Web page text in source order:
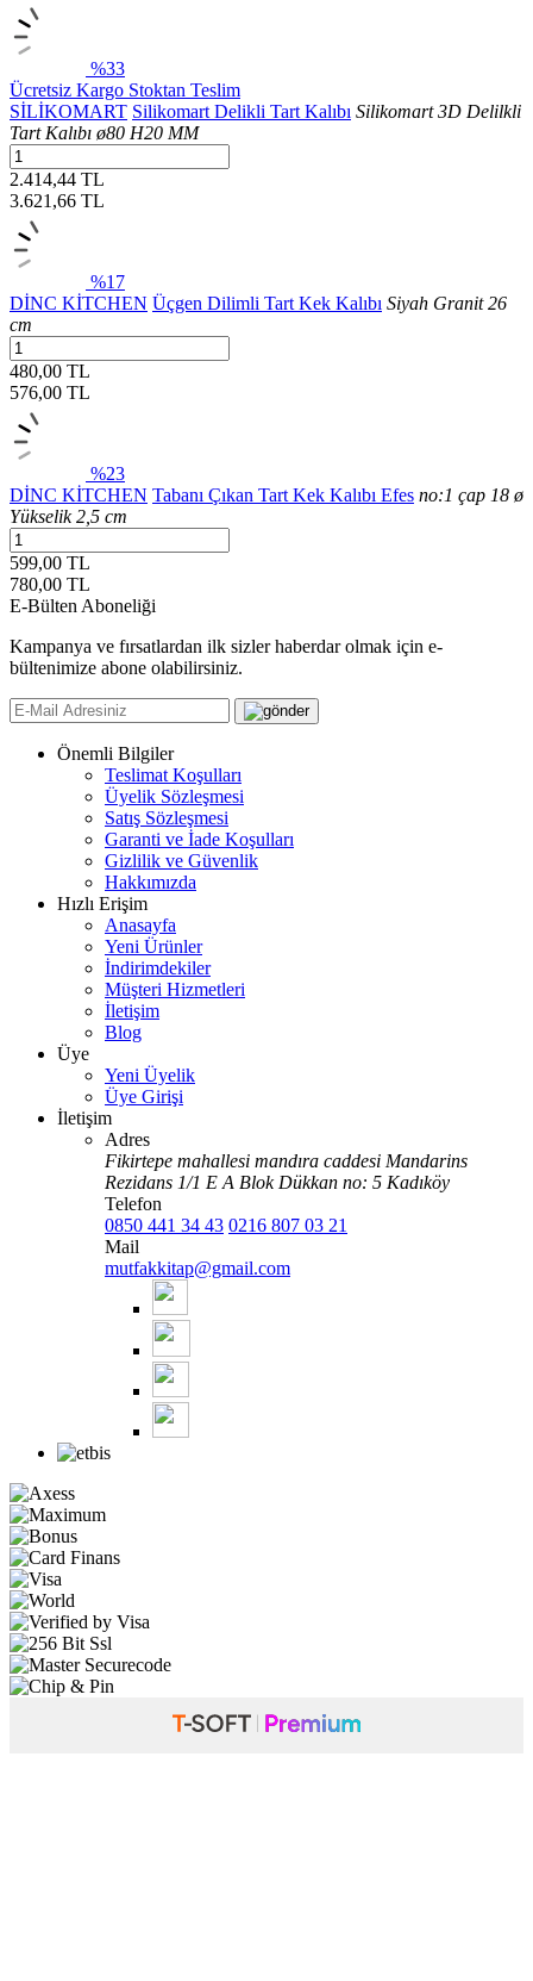
%33
Ücretsiz Kargo Stoktan Teslim
SİLİKOMART Silikomart Delikli Tart Kalıbı Silikomart 3D Delilkli
Tart Kalıbı ø80 H20 MM
2.414,44 TL
3.621,66 TL
%17
DİNC KİTCHEN Üçgen Dilimli Tart Kek Kalıbı Siyah Granit 26
cm
480,00 TL
576,00 TL
%23
DİNC KİTCHEN Tabanı Çıkan Tart Kek Kalıbı Efes no:1 çap 18 ø
Yükselik 2,5 cm
599,00 TL
780,00 TL
E-Bülten Aboneliği
Kampanya ve fırsatlardan ilk sizler haberdar olmak için e-
bültenimize abone olabilirsiniz.
Önemli Bilgiler
Teslimat Koşulları
Üyelik Sözleşmesi
Satış Sözleşmesi
Garanti ve İade Koşulları
Gizlilik ve Güvenlik
Hakkımızda
Hızlı Erişim
Anasayfa
Yeni Ürünler
İndirimdekiler
Müşteri Hizmetleri
İletişim
Blog
Üye
Yeni Üyelik
Üye Girişi
İletişim
Adres
Fikirtepe mahallesi mandıra caddesi Mandarins
Rezidans 1/1 E A Blok Dükkan no: 5 Kadıköy
Telefon
0850 441 34 43 0216 807 03 21
Mail
mutfakkitap@gmail.com